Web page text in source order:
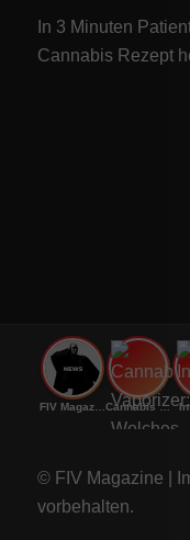
In 3 Minuten
Cannabis Rezept
FIV Magazine Cannabis Vaporizer: Welches
© FIV Magazine |
vorbehalten.